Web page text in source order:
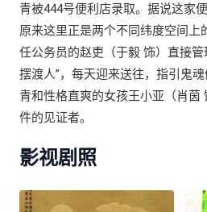
青被444号便利店录取。据说这家
原来这里正是两个不同纬度空
任公务员的赵吏（于毅 饰）直接
摆渡人”，每天迎来送往，指引鬼
青和性格直爽的女孩王小亚（肖茵
件的见证者。
影视剧照